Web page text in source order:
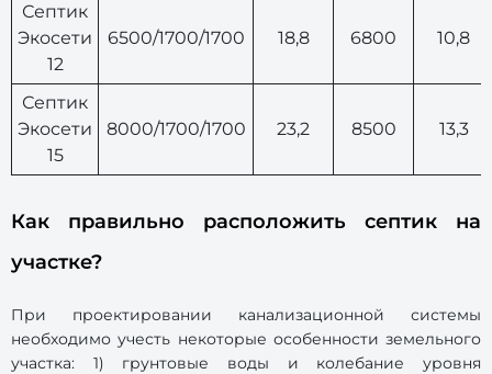
Септик
Экосети
12
6500/1700/1700 18,8 6800 10,8
Септик
Экосети
15
8000/1700/1700 23,2 8500 13,3
Как правильно расположить септик на
участке?
При проектировании канализационной системы
необходимо учесть некоторые особенности земельного
участка: 1) грунтовые воды и колебание уровня